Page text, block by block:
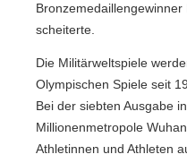
scheiterte.
Die Militärweltspiele
Olympischen Spiele seit
Bei der siebten Ausgabe
Millionenmetropole
Athletinnen und Athleten